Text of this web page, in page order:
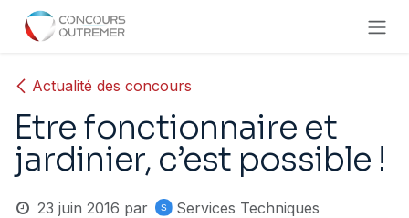
Se rendre au contenu
Actualité des concours
Etre fonctionnaire et
jardinier, c’est possible !
23 juin 2016 par Services Techniques